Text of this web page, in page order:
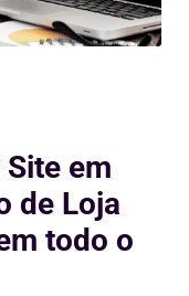
em
de Loja
todo o